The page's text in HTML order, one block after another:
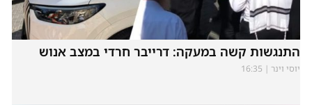
התנגשות קשה במעקה: דרייבר חרדי במצב אנוש
יוסי וינר